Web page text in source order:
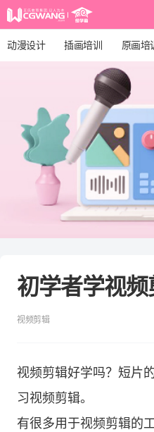
动漫设计 插画培训 原画培
3D建模
漫画设计 绘画教程 板
初学者学视频
视频剪辑
视频剪辑好学吗？短片
习视频剪辑。
有很多用于视频剪辑的